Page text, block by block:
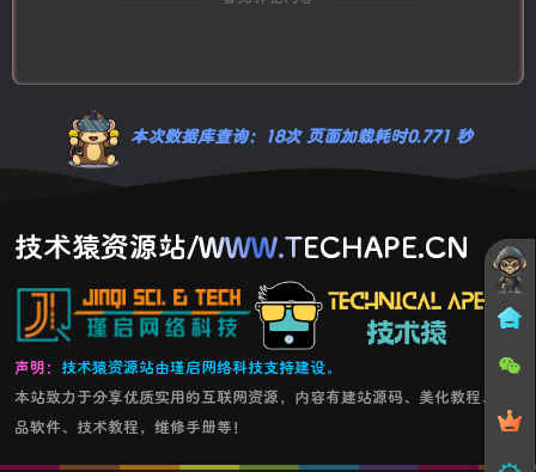
本次数据库查询：18次 页面加载耗时0.771 秒
技术猿资源站/WWW.TECHAPE.CN
声明： 技术猿资源站由瑾启网络科技支持建设。
本站致力于分享优质实用的互联网资源，内容有建站源码、美化教程、精
品软件、技术教程，维修手册等！